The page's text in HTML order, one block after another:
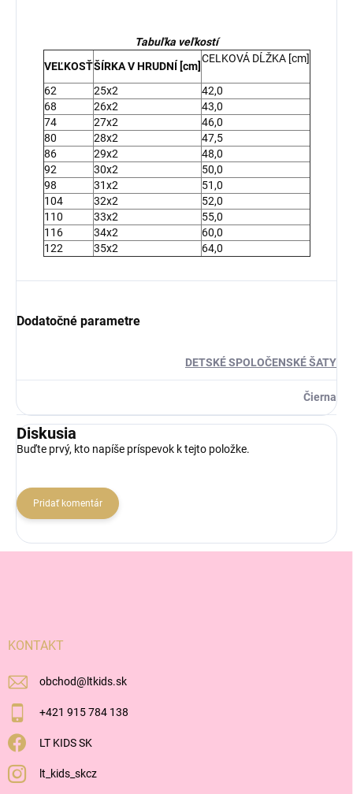
Tabuľka veľkostí
VEĽKOSŤŠÍRKA V HRUDNÍ [cm]
CELKOVÁ DĹŽKA [cm]
62 25x2
42,0
68
26x2
43,0
74
27x2
46,0
80
28x2
47,5
86
29x2
48,0
92
30x2
50,0
98
31x2
51,0
104
32x2
52,0
110
33x2
55,0
116
34x2
60,0
122
35x2 64,0
Dodatočné parametre
DETSKÉ SPOLOČENSKÉ ŠATY
Čierna
Diskusia
Buďte prvý, kto napíše príspevok k tejto položke.
Pridať komentár
KONTAKT
obchod@ ltkids.sk
+421 915 784 138
LT KIDS SK
lt_kids_skcz